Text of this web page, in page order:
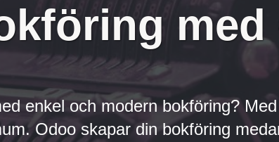
med
enkel och modern bokföring?
Odoo skapar din bokföring